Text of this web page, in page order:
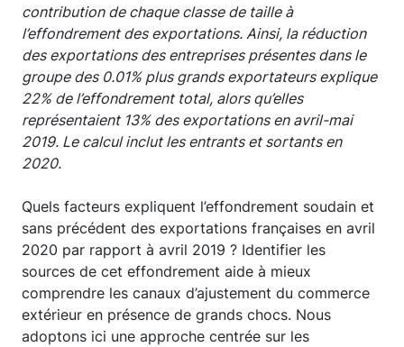
contribution de chaque classe de taille à
l’effondrement des exportations. Ainsi, la réduction
des exportations des entreprises présentes dans le
groupe des 0.01% plus grands exportateurs explique
22% de l’effondrement total, alors qu’elles
représentaient 13% des exportations en avril-mai
2019. Le calcul inclut les entrants et sortants en
2020.
Quels facteurs expliquent l’effondrement soudain et
sans précédent des exportations françaises en avril
2020 par rapport à avril 2019 ? Identifier les
sources de cet effondrement aide à mieux
comprendre les canaux d’ajustement du commerce
extérieur en présence de grands chocs. Nous
adoptons ici une approche centrée sur les